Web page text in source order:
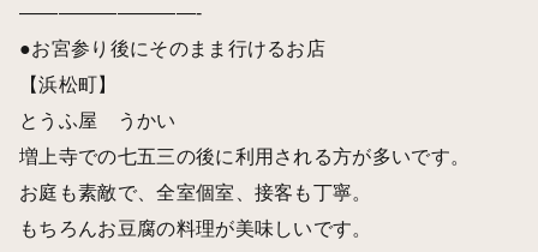
—————————-
●お宮参り後にそのまま行けるお店
【浜松町】
とうふ屋 うかい
増上寺での七五三の後に利用される方が多いです。
お庭も素敵で、全室個室、接客も丁寧。
もちろんお豆腐の料理が美味しいです。